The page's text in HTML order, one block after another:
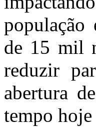
população
de 15 mil
reduzir
abertura
tempo hoje